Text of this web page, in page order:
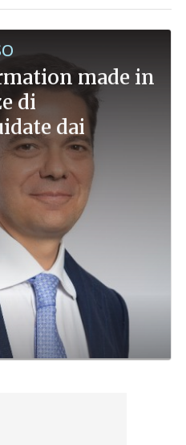
made in
di
dai